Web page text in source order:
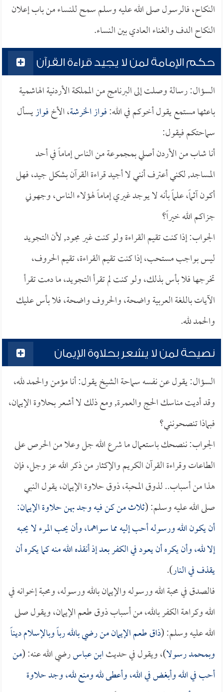
النكاح، فالرسول صلى الله عليه وسلم سمح للنساء من باب إعلان
النكاح الدف والغناء العادي بين النساء.
حكم الإمامة لمن لا يجيد قراءة القرآن
السؤال: رسالة وصلت إلى البرنامج من المملكة الأردنية الهاشمية
باعثها مستمع يقول أخوكم في الله:فواز الخرشة، الأخفوازيسأل
سماحتكم فيقول:
أنا شاب من الأردن أصلي بمجموعة من الناس إماماً في أحد
المساجد, لكني أعترف أنني لا أجيد قراءة القرآن بشكل جيد، فهل
أكون آثماً، علماً بأنه لا يوجد غيري إماماً لهؤلاء الناس، وجهوني
جزاكم الله خيراً؟
الجواب: إذا كنت تقيم القراءة ولو كنت غير مجود, لأن التجويد
ليس بواجب مستحب، إذا كنت تقيم القراءة، تقيم الحروف،
تخرجها فلا بأس بذلك، ولو كنت لم تقرأ التجويد، ما دمت تقرأ
الآيات باللغة العربية واضحة، والحروف واضحة، فلا بأس عليك
والحمد لله.
نصيحة لمن لا يشعر بحلاوة الإيمان
السؤال: يقول عن نفسه سماحة الشيخ يقول: أنا مؤمن والحمد لله،
وقد أديت مناسك الحج والعمرة, ومع ذلك لا أشعر بحلاوة الإيمان،
فبماذا تنصحونني؟
الجواب: ننصحك باستعمال ما شرع الله جل وعلا من الحرص على
الطاعات وقراءة القرآن الكريم والإكثار من ذكر الله عز وجل، فإن
هذا من أسباب.. لذوق المحبة، ذوق حلاوة الإيمان، يقول النبي
صلى الله عليه وسلم: (ثلاث من كن فيه وجد بهن حلاوة الإيمان:
أن يكون الله ورسوله أحب إليه مما سواهما، وأن يحب المرء لا يحبه
إلا لله، وأن يكره أن يعود في الكفر بعد إذ أنقذه الله منه كما يكره أن
يقذف في النار).
فالصدق في محبة الله ورسوله والإيمان بالله ورسوله، ومحبة إخوانه في
الله وكراهة الكفر بالله، من أسباب ذوق طعم الإيمان، ويقول صلى
الله عليه وسلم: (ذاق طعم الإيمان من رضي بالله رباً وبالإسلام ديناً
وبمحمد رسولا)، ويقول في حديثابن عباسرضي الله عنه: (من
أحب في الله وأبغض في الله، وأعطى لله ومنع لله، وجد حلاوة